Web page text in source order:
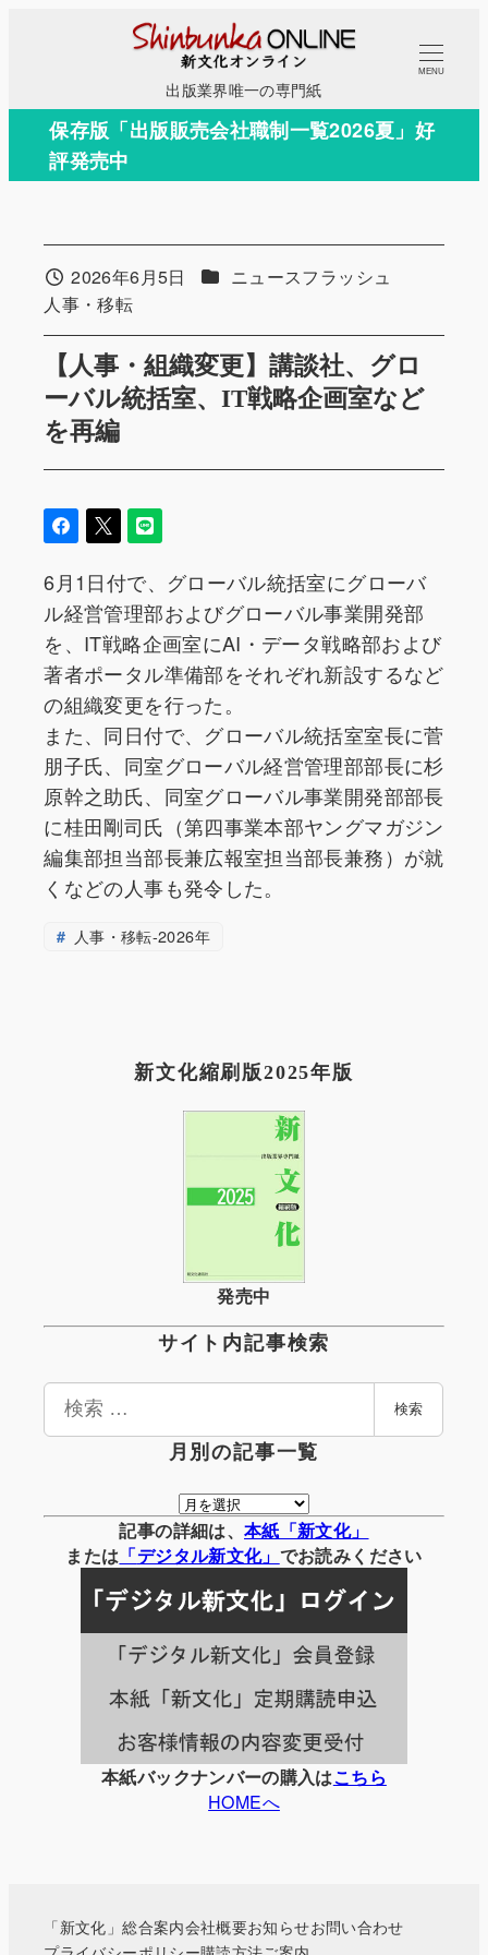
コ
テ
出版業界唯一の専門紙
MENU
保存版「出版販売会社職制一覧2026夏」好
評発売中
【人事・組織変更】講談社、グロ
ーバル統括室、IT戦略企画室など
を再編
投稿日2026年6月5日 カテゴリー
ニュースフラッシュ
カテゴリー
人事・移転
6月1日付で、グローバル統括室にグローバ
ル経営管理部およびグローバル事業開発部
を、IT戦略企画室にAI・データ戦略部および
著者ポータル準備部をそれぞれ新設するなど
の組織変更を行った。
また、同日付で、グローバル統括室室長に菅
朋子氏、同室グローバル経営管理部部長に杉
原幹之助氏、同室グローバル事業開発部部長
に桂田剛司氏（第四事業本部ヤングマガジン
編集部担当部長兼広報室担当部長兼務）が就
くなどの人事も発令した。
人事・移転-2026年
新文化縮刷版2025年版
発売中
サイト内記事検索
検
検索
月別の記事一覧
月
別
の
事
一
覧
記事の詳細は、 本紙「新文化」
または 「デジタル新文化」 でお読みください
本紙バックナンバーの購入はこちら
HOMEへ
「新文化」総合案内会社概要お知らせお問い合わせ